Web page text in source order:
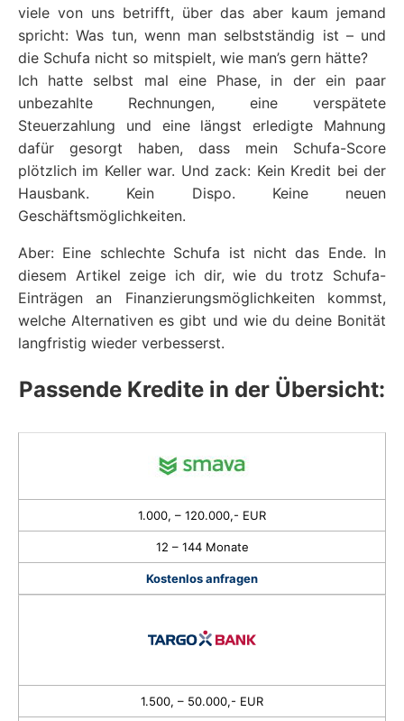
viele von uns betrifft, über das aber kaum jemand
spricht: Was tun, wenn man selbstständig ist – und
die Schufa nicht so mitspielt, wie man’s gern hätte?
Ich hatte selbst mal eine Phase, in der ein paar
unbezahlte Rechnungen, eine verspätete
Steuerzahlung und eine längst erledigte Mahnung
dafür gesorgt haben, dass mein Schufa-Score
plötzlich im Keller war. Und zack: Kein Kredit bei der
Hausbank. Kein Dispo. Keine neuen
Geschäftsmöglichkeiten.
Aber: Eine schlechte Schufa ist nicht das Ende. In
diesem Artikel zeige ich dir, wie du trotz Schufa-
Einträgen an Finanzierungsmöglichkeiten kommst,
welche Alternativen es gibt und wie du deine Bonität
langfristig wieder verbesserst.
Passende Kredite in der Übersicht:
1.000, – 120.000,- EUR
12 – 144 Monate
Kostenlos anfragen
1.500, – 50.000,- EUR